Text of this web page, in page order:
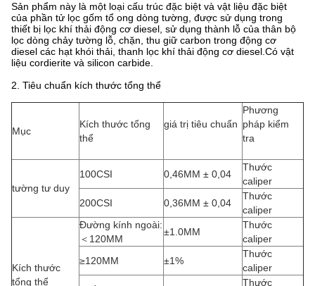
Sản phẩm này là một loại cấu trúc đặc biệt và vật liệu đặc biệt
của phần tử lọc gốm tổ ong dòng tường, được sử dụng trong
thiết bị lọc khí thải động cơ diesel, sử dụng thành lỗ của thân bộ
lọc dòng chảy tường lỗ, chặn, thu giữ carbon trong động cơ
diesel các hạt khói thải, thanh lọc khí thải động cơ diesel.Có vật
liệu cordierite và silicon carbide.
2. Tiêu chuẩn kích thước tổng thể
Mục
Kích thước tổng
thể
giá trị tiêu chuẩn
Phương
pháp kiểm
tra
tường tư duy
100CSI 0,46MM ± 0,04
Thước
caliper
200CSI
0,36MM ± 0,04
Thước
caliper
Kích thước
tổng thể
Đường kính ngoài:
＜120MM
±1.0MM
Thước
caliper
≥120MM
±1%
Thước
caliper
Thước